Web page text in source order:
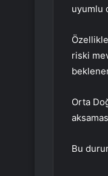
uyumlu
riski
Orta
Bu